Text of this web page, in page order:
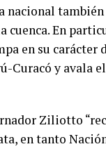
nacional también
cuenca. En
en su carácter
Curacó y avala el
Ziliotto
en tanto